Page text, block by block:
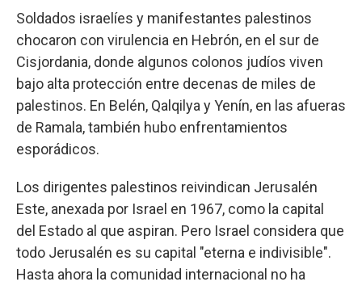
Soldados israelíes y manifestantes palestinos
chocaron con virulencia en Hebrón, en el sur de
Cisjordania, donde algunos colonos judíos viven
bajo alta protección entre decenas de miles de
palestinos. En Belén, Qalqilya y Yenín, en las afueras
de Ramala, también hubo enfrentamientos
esporádicos.
Los dirigentes palestinos reivindican Jerusalén
Este, anexada por Israel en 1967, como la capital
del Estado al que aspiran. Pero Israel considera que
todo Jerusalén es su capital "eterna e indivisible".
Hasta ahora la comunidad internacional no ha